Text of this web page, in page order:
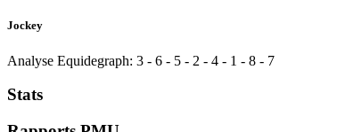
Jockey
Analyse Equidegraph: 3 - 6 - 5 - 2 - 4 - 1 - 8 - 7
Stats